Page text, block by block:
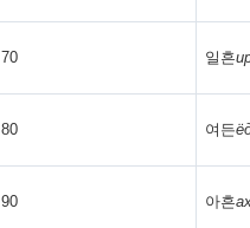
70 일흔
80 여든
90 아흔